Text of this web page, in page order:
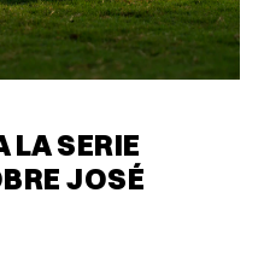
LA SERIE
JOSÉ